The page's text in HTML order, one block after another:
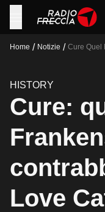
Home / Notizie / Cure Quel
HISTORY
Cure:
Love